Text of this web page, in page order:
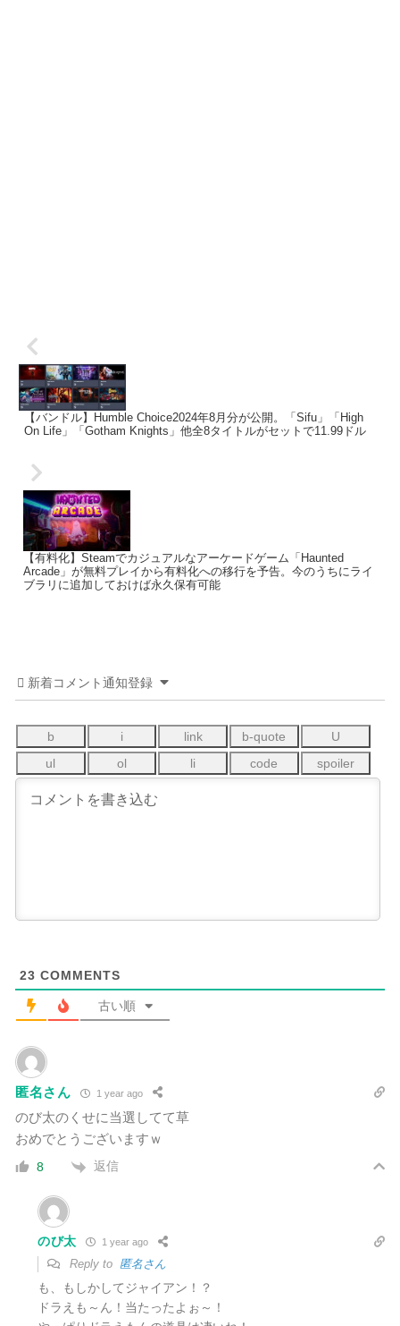
【バンドル】Humble Choice2024年8月分が公開。「Sifu」「High
On Life」「Gotham Knights」他全8タイトルがセットで11.99ドル
【有料化】Steamでカジュアルなアーケードゲーム「Haunted
Arcade」が無料プレイから有料化への移行を予告。今のうちにライ
ブラリに追加しておけば永久保有可能
新着コメント通知登録
23 COMMENTS
古い順
匿名さん 1 year ago
のび太のくせに当選してて草
おめでとうございますｗ
8 返信
のび太 1 year ago
Reply to 匿名さん
も、もしかしてジャイアン！？
ドラえも～ん！当たったよぉ～！